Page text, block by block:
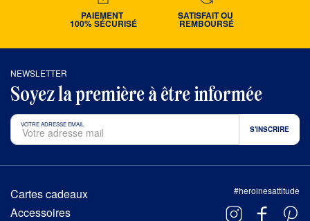
PAIEMENT
100% SÉCURISÉ
SATISFAIT OU
REMBOURSÉ
NEWSLETTER
Soyez la première à être informée
VOTRE ADRESSE EMAIL
Cartes cadeaux
Accessoires
#heroinesattitude